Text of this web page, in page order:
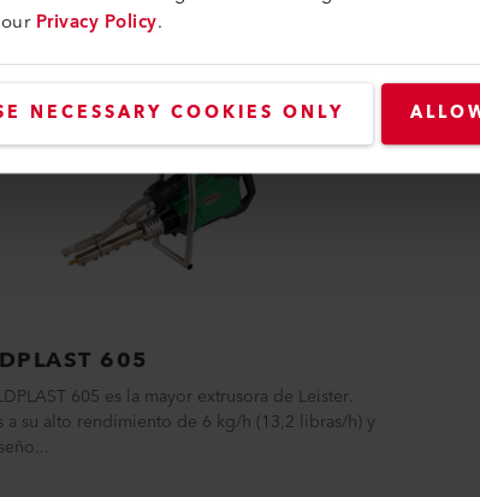
Privacy Policy.
NECESSARY COOKIES ONLY
605
605 es la mayor extrusora de Leister.
a su alto rendimiento de 6 kg/h (13,2 libras/h) y